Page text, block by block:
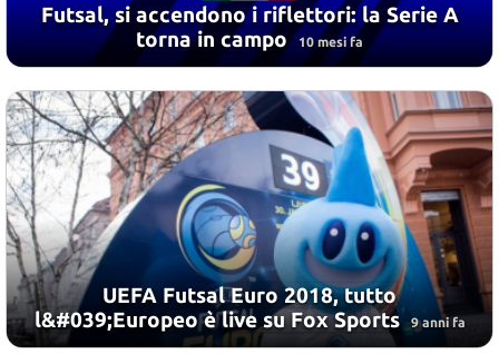
Futsal, si accendono i riflettori: la Serie A
torna in campo 10 mesi fa
UEFA Futsal Euro 2018, tutto
l&#039;Europeo è live su Fox Sports 9 anni fa